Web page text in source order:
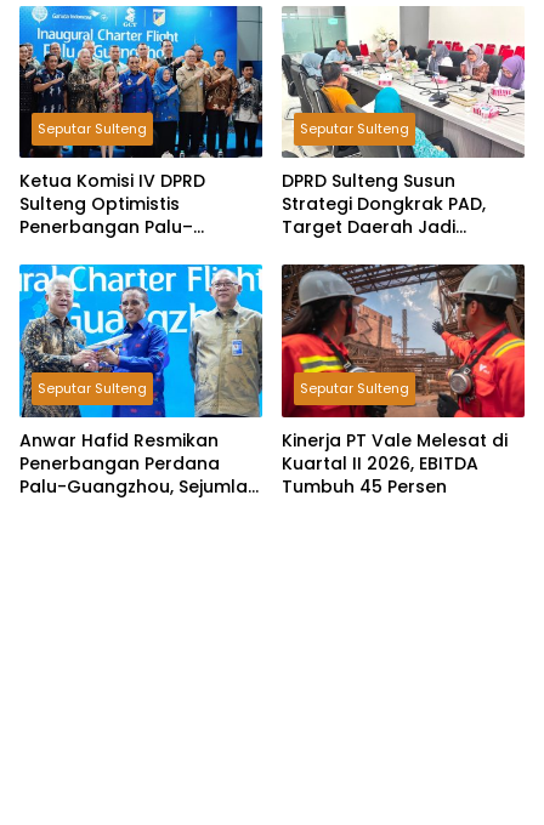
Pemungutan Pajak
Pertambangan
Seputar Sulteng
Ketua Komisi IV DPRD
Sulteng Optimistis
Penerbangan Palu–
Ekspor dan Pariwisata
Seputar Sulteng
DPRD Sulteng Susun
Strategi Dongkrak PAD,
Target Daerah Jadi
Penghasil
Seputar Sulteng
Anwar Hafid Resmikan
Penerbangan Perdana
Palu-Guangzhou, Sejumlah
Seputar Sulteng
Kinerja PT Vale Melesat di
Kuartal II 2026, EBITDA
Tumbuh 45 Persen